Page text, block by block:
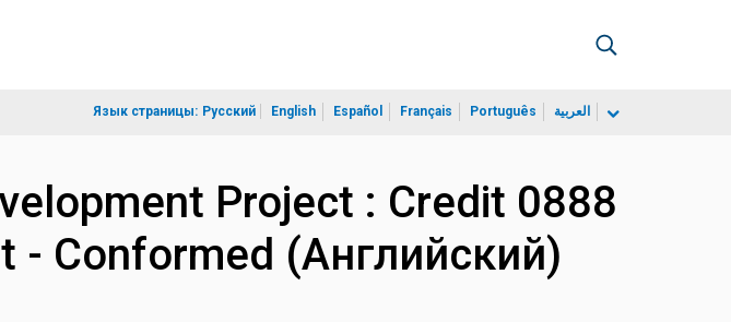
Язык страницы: Русский English Español Français Português العربية
Project : Credit 0888
- Conformed (Английский)